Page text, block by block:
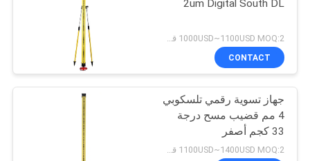
اتصل
اطلب
اقتباس
منشور 360 درجة
11
2um Digital South DL
CONTACT
جهاز تسوية رقمي تلسكوبي
4 مم قضيب مسح درجة
33 كجم أصفر
1100USD~1400USD MOQ:2 قطع